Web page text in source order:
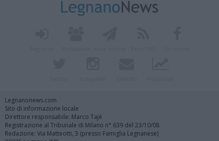
Legnanonews.com
Sito di informazione locale
Direttore responsabile: Marco Tajè
Registrazione al Tribunale di Milano n° 639 del 23/10/08
Redazione: Via Matteotti, 3 (presso Famiglia Legnanese)